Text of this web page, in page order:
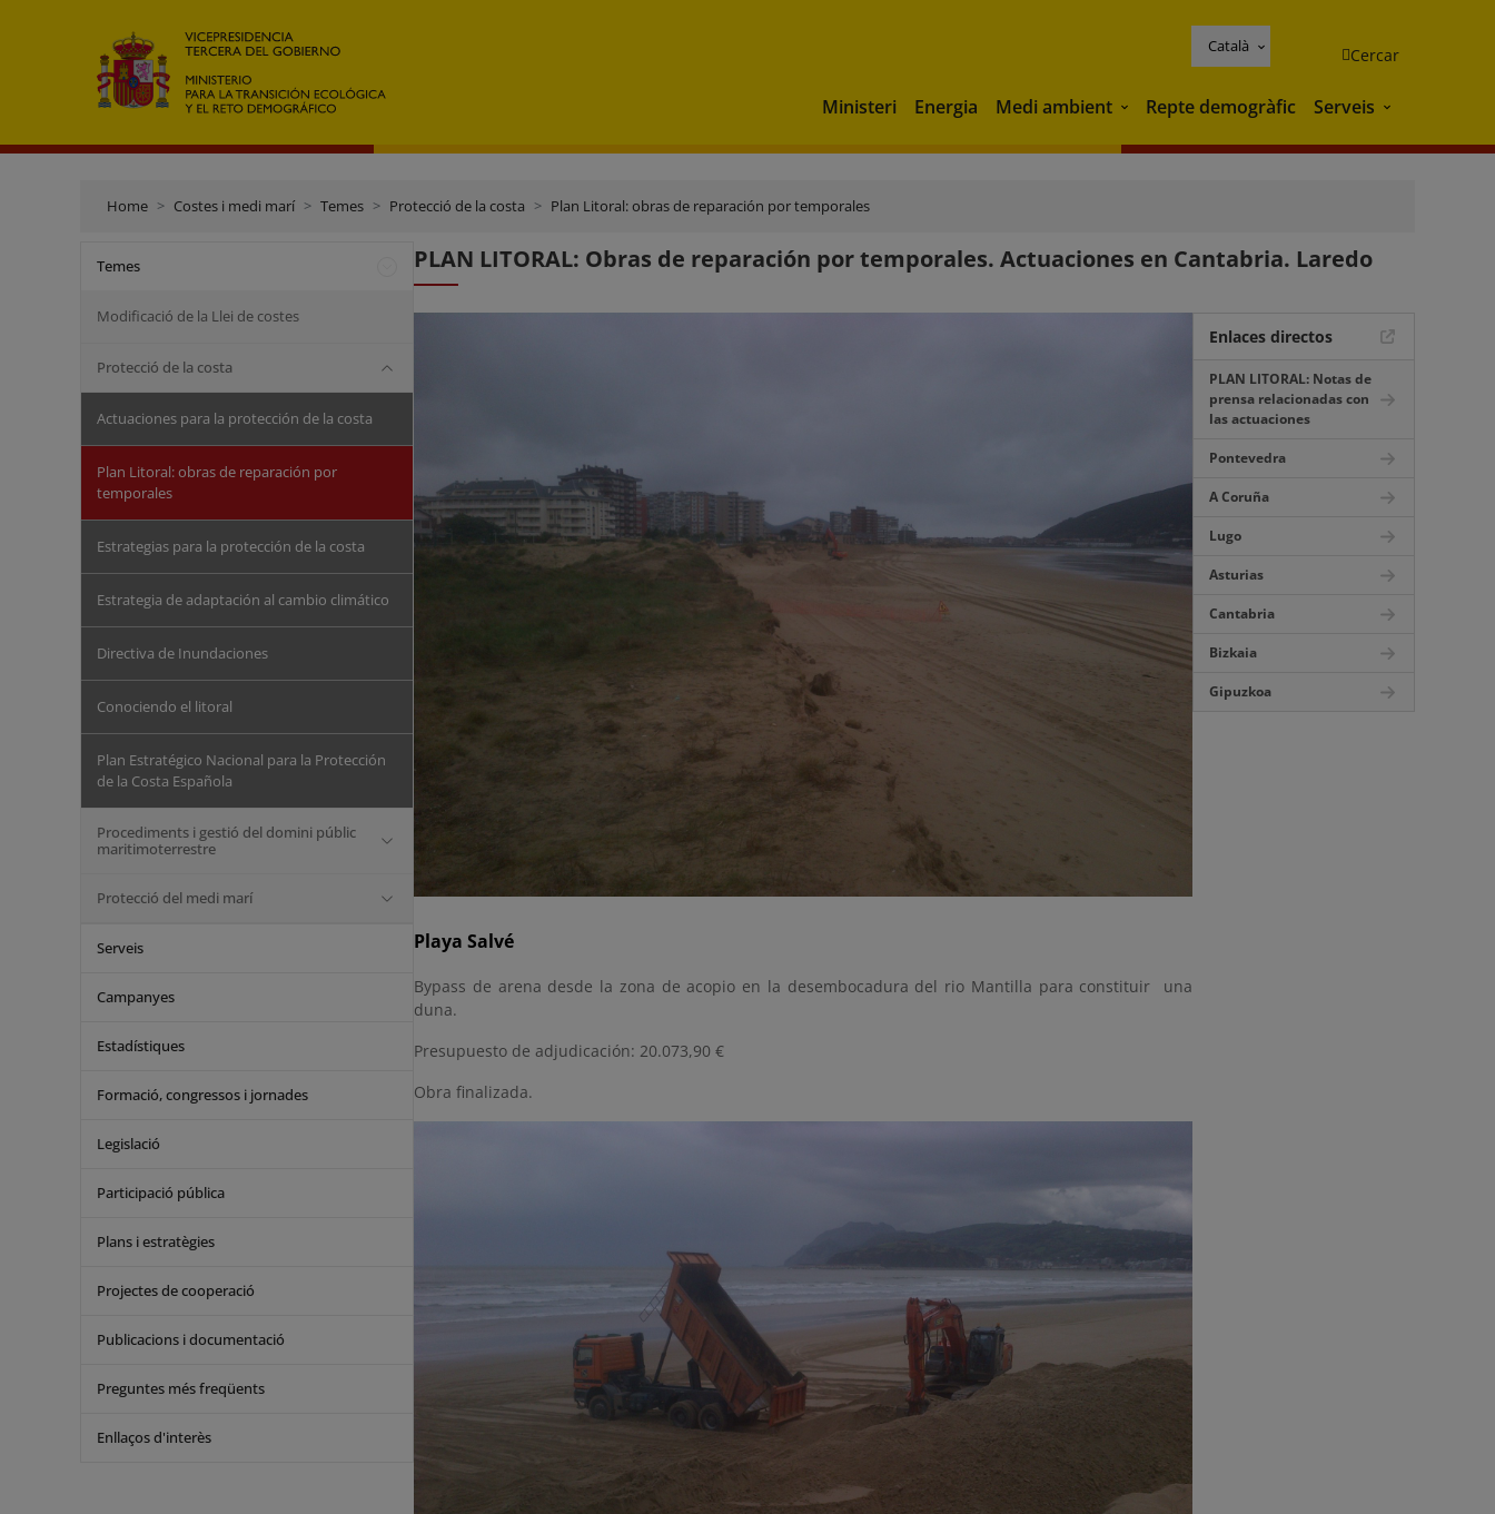
Català Cercar
Ministeri Energia Medi ambient Medi ambient
Repte demogràfic Serveis Serveis
Home Costes i medi marí Temes Protecció de la costa Plan Litoral: obras de reparación por temporales
Temes
Modificació de la Llei de costes
Protecció de la costa
Actuaciones para la protección de la costa
Plan Litoral: obras de reparación por
temporales
Estrategias para la protección de la costa
Estrategia de adaptación al cambio climático
Directiva de Inundaciones
Conociendo el litoral
Plan Estratégico Nacional para la Protección
de la Costa Española
Procediments i gestió del domini públic
maritimoterrestre
Protecció del medi marí
Serveis
Campanyes
Estadístiques
Formació, congressos i jornades
Legislació
Participació pública
Plans i estratègies
Projectes de cooperació
Publicacions i documentació
Preguntes més freqüents
Enllaços d'interès
PLAN LITORAL: Obras de reparación por temporales. Actuaciones en Cantabria. Laredo
Playa Salvé
Bypass de arena desde la zona de acopio en la desembocadura del rio Mantilla para constituir una
duna.
Presupuesto de adjudicación: 20.073,90 €
Obra finalizada.
Enlaces directos
PLAN LITORAL: Notas de
prensa relacionadas con
las actuaciones
Pontevedra
A Coruña
Lugo
Asturias
Cantabria
Bizkaia
Gipuzkoa